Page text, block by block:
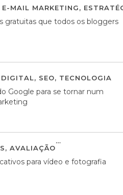
E-MAIL MARKETING,
gratuitas que todos os bloggers
DIGITAL, SEO, TECNOLOGIA
Google para se tornar num
, AVALIAÇÃO
para vídeo e fotografia